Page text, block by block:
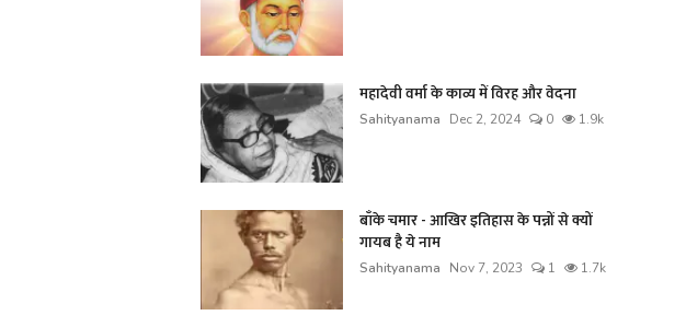
महादेवी वर्मा के काव्य में विरह और वेदना
Sahityanama Dec 2, 2024 0 1.9k
बाँके चमार - आखिर इतिहास के पन्नों से क्यों
गायब है ये नाम
Sahityanama Nov 7, 2023 1 1.7k